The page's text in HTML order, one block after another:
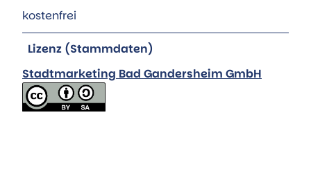
kostenfrei
Lizenz (Stammdaten)
Stadtmarketing Bad Gandersheim GmbH